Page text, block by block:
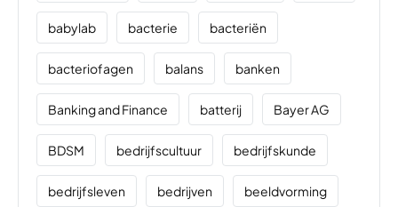
babylab bacterie bacteriën
bacteriofagen balans banken
Banking and Finance batterij Bayer AG
BDSM bedrijfscultuur bedrijfskunde
bedrijfsleven bedrijven beeldvorming